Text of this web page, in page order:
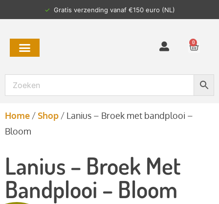
✓ Gratis verzending vanaf €150 euro (NL)
0
Home / Shop / Lanius – Broek met bandplooi –
Bloom
Lanius – Broek Met
Bandplooi – Bloom